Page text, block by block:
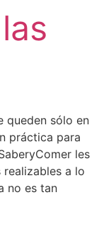
queden sólo en
práctica para
les
a lo
no es tan